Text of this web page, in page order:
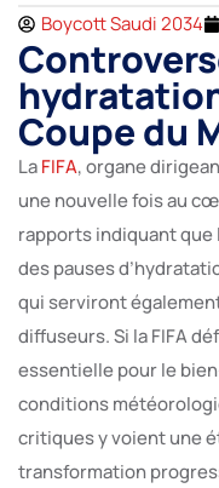
Boycott Saudi 2034
Coupe du
LaFIFA, organe
une nouvelle fois au
rapports indiquant que
des pauses
qui serviront
diffuseurs. Si la FIFA
essentielle pour le
conditions
critiques y voient une
transformation